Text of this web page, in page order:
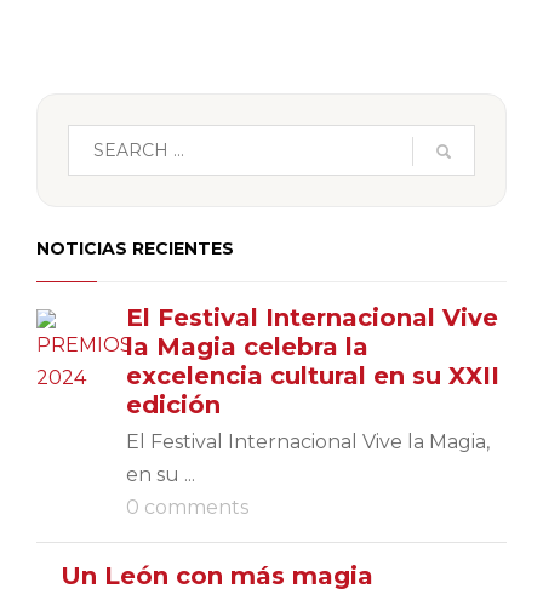
NOTICIAS RECIENTES
El Festival Internacional Vive
la Magia celebra la
excelencia cultural en su XXII
edición
El Festival Internacional Vive la Magia,
en su ...
0 comments
Un León con más magia